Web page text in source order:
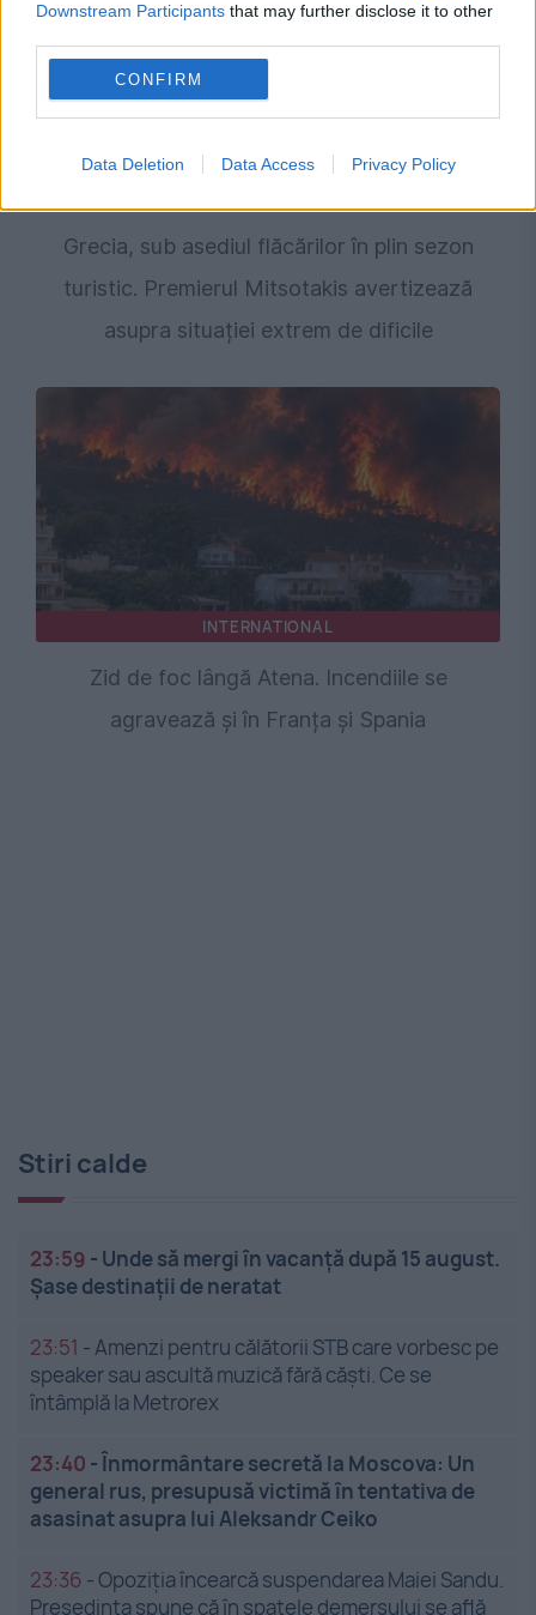
Downstream Participants that may further disclose it to other
CONFIRM
Data Deletion Data Access Privacy Policy
Grecia, sub asediul flăcărilor în plin sezon
turistic. Premierul Mitsotakis avertizează
asupra situației extrem de dificile
INTERNATIONAL
Zid de foc lângă Atena. Incendiile se
agravează și în Franța și Spania
Stiri calde
23:59 - Unde să mergi în vacanță după 15 august.
Șase destinații de neratat
23:51 -Amenzi pentru călătorii STB care vorbesc pe
speaker sau ascultă muzică fără căști. Ce se
întâmplă la Metrorex
23:40 -Înmormântare secretă la Moscova: Un
general rus, presupusă victimă în tentativa de
asasinat asupra lui Aleksandr Ceiko
23:36 -Opoziția încearcă suspendarea Maiei Sandu.
Președinta spune că în spatele demersului se află